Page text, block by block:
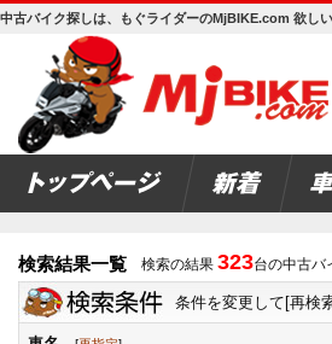
中古バイク探しは、もぐライダーのMjBIKE.com 欲し
検索結果一覧 検索の結果 323台の中古バ
条件を変更して[再検